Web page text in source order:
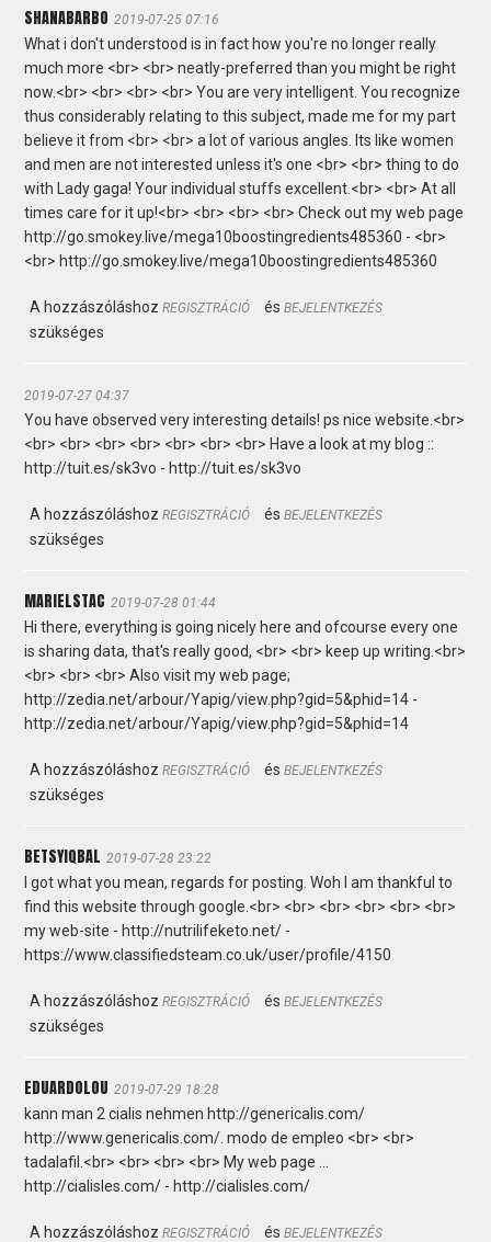
SHANABARBO 2019-07-25 07:16
What i don't understood is in fact how you're no longer really
much more <br> <br> neatly-preferred than you might be right
now.<br> <br> <br> <br> You are very intelligent. You recognize
thus considerably relating to this subject, made me for my part
believe it from <br> <br> a lot of various angles. Its like women
and men are not interested unless it's one <br> <br> thing to do
with Lady gaga! Your individual stuffs excellent.<br> <br> At all
times care for it up!<br> <br> <br> <br> Check out my web page
http://go.smokey.live/mega10boostingredients485360 - <br>
<br> http://go.smokey.live/mega10boostingredients485360
A hozzászóláshozREGISZTRÁCIÓ ésBEJELENTKEZÉS
szükséges
2019-07-27 04:37
You have observed very interesting details! ps nice website.<br>
<br> <br> <br> <br> <br> <br> <br> Have a look at my blog ::
http://tuit.es/sk3vo - http://tuit.es/sk3vo
A hozzászóláshozREGISZTRÁCIÓ ésBEJELENTKEZÉS
szükséges
MARIELSTAC 2019-07-28 01:44
Hi there, everything is going nicely here and ofcourse every one
is sharing data, that's really good, <br> <br> keep up writing.<br>
<br> <br> <br> Also visit my web page;
http://zedia.net/arbour/Yapig/view.php?gid=5&phid=14 -
http://zedia.net/arbour/Yapig/view.php?gid=5&phid=14
A hozzászóláshozREGISZTRÁCIÓ ésBEJELENTKEZÉS
szükséges
BETSYIQBAL 2019-07-28 23:22
I got what you mean, regards for posting. Woh I am thankful to
find this website through google.<br> <br> <br> <br> <br> <br>
my web-site - http://nutrilifeketo.net/ -
https://www.classifiedsteam.co.uk/user/profile/4150
A hozzászóláshozREGISZTRÁCIÓ ésBEJELENTKEZÉS
szükséges
EDUARDOLOU 2019-07-29 18:28
kann man 2 cialis nehmen http://genericalis.com/
http://www.genericalis.com/. modo de empleo <br> <br>
tadalafil.<br> <br> <br> <br> My web page ...
http://cialisles.com/ - http://cialisles.com/
A hozzászóláshozREGISZTRÁCIÓ ésBEJELENTKEZÉS